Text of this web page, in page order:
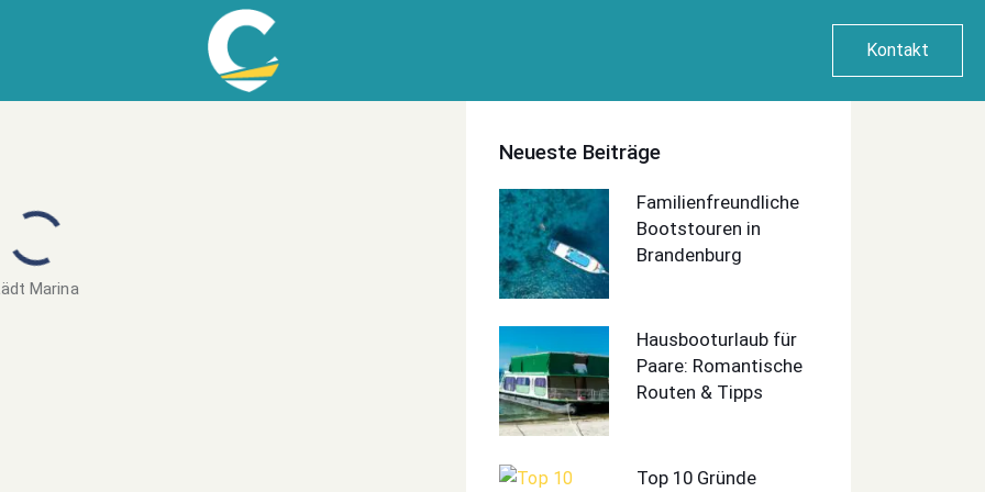
Kontakt
Marina
Neueste Beiträge
Familienfreundliche
Bootstouren in
Brandenburg
Hausbooturlaub für
Paare: Romantische
Routen & Tipps
Top 10 Gründe